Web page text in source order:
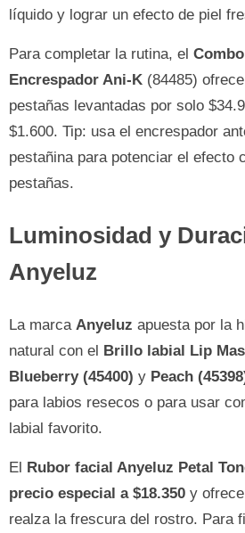
líquido y lograr un efecto de piel
Para completar la rutina, el
Encrespador Ani-K (84485)
pestañas levantadas por solo
$1.600. Tip: usa el encrespador
pestañina para potenciar el efecto
pestañas.
Luminosidad y
Anyeluz
La marca Anyeluz apuesta por la
natural con el Brillo labial Lip
Blueberry (45400) y Peach
para labios resecos o para usar
labial favorito.
El Rubor facial Anyeluz Petal
precio especial a $18.350 y
realza la frescura del rostro. Para